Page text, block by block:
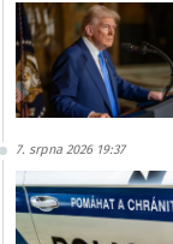
7. srpna 2026 19:37